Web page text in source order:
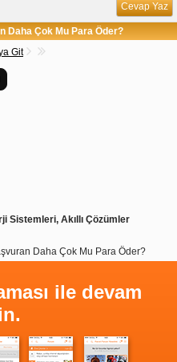
Cevap Yaz
Daha Çok Mu Para Öder?
Git
Sistemleri, Akıllı Çözümler
Daha Çok Mu Para Öder?
ile devam